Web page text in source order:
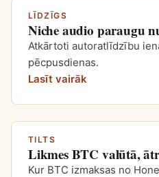
LĪDZĪGS
Niche audio paraugu
Atkārtoti autoratlīdzību
pēcpusdienas.
Lasīt vairāk
TILTS
Likmes BTC valūtā,
Kur BTC izmaksas no